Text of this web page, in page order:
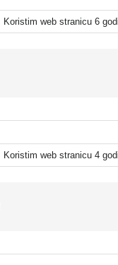
Koristim web stranicu 6
Koristim web stranicu 4